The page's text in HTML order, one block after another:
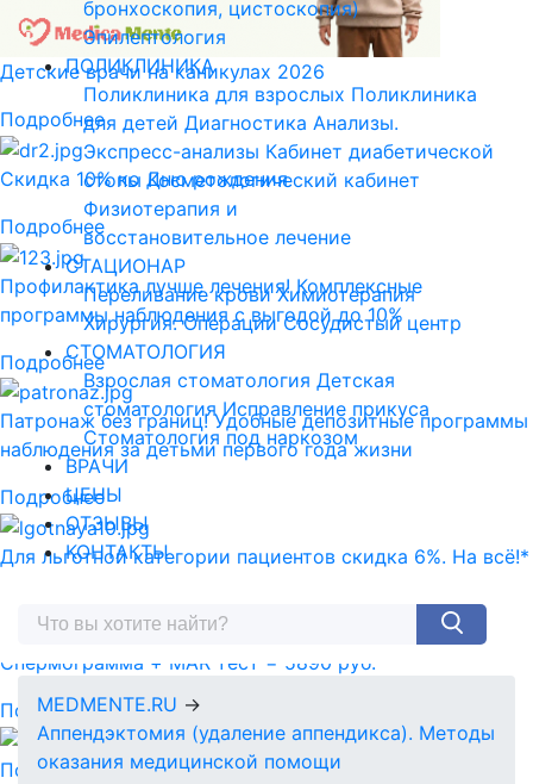
Детские врачи на каникулах 2026
Подробнее
Скидка 10% ко Дню рождения
Подробнее
Профилактика лучше лечения! Комплексные
программы наблюдения с выгодой до 10%
Подробнее
Патронаж без границ! Удобные депозитные программы
наблюдения за детьми первого года жизни
Подробнее
Для льготной категории пациентов скидка 6%. На всё!*
Спермограмма + MAR тест = 5890 руб.
Подробнее
Подарочный сертификат-идеальный подарок для
бронхоскопия, цистоскопия)
Эпилептология
ПОЛИКЛИНИКА
Поликлиника для взрослых Поликлиника
для детей Диагностика Анализы.
Экспресс-анализы Кабинет диабетической
стопы Косметологический кабинет
Физиотерапия и
восстановительное лечение
СТАЦИОНАР
Переливание крови Химиотерапия
Хирургия. Операции Сосудистый центр
СТОМАТОЛОГИЯ
Взрослая стоматология Детская
стоматология Исправление прикуса
Стоматология под наркозом
ВРАЧИ
ЦЕНЫ
ОТЗЫВЫ
КОНТАКТЫ
MEDMENTE.RU →
Аппендэктомия (удаление аппендикса). Методы
оказания медицинской помощи